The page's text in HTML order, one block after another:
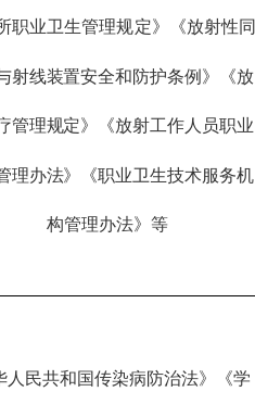
职业卫生管理规定》《放射性同
射线装置安全和防护条例》《放
管理规定》《放射工作人员职业
理办法》《职业卫生技术服务机
构管理办法》等
人民共和国传染病防治法》《学